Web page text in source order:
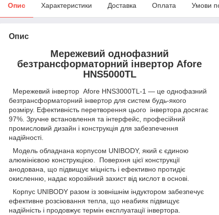
Опис Характеристики Доставка Оплата Умови
Опис
Мережевий однофазний
безтрансформаторний інвертор Afore
HNS5000TL
Мережевий інвертор Afore HNS3000TL-1 — це однофазний
безтрансформаторний інвертор для систем будь-якого
розміру. Ефективність перетворення цього інвертора досягає
97%. Зручне встановлення та інтерфейс, професійний
промисловий дизайн і конструкція для забезпечення
надійності.
Модель обладнана корпусом UNIBODY, який є єдиною
алюмінієвою конструкцією. Поверхня цієї конструкції
анодована, що підвищує міцність і ефективно протидіє
окисленню, надає корозійний захист від кислот в основі.
Корпус UNIBODY разом із зовнішнім індуктором забезпечує
ефективне розсіювання тепла, що неабияк підвищує
надійність і продовжує термін експлуатації інвертора.